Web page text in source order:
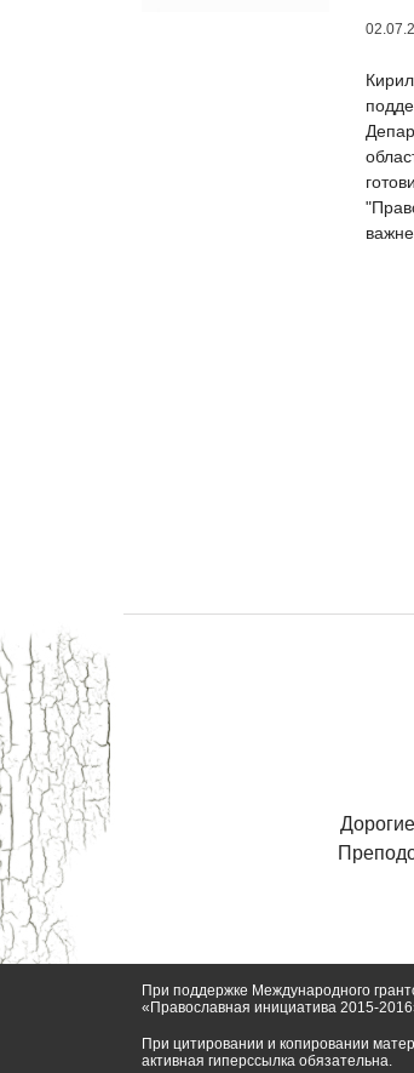
При поддержке Международного
«Православная инициатива 2015-
При цитировании и копировании
активная гиперссылка обязательна.